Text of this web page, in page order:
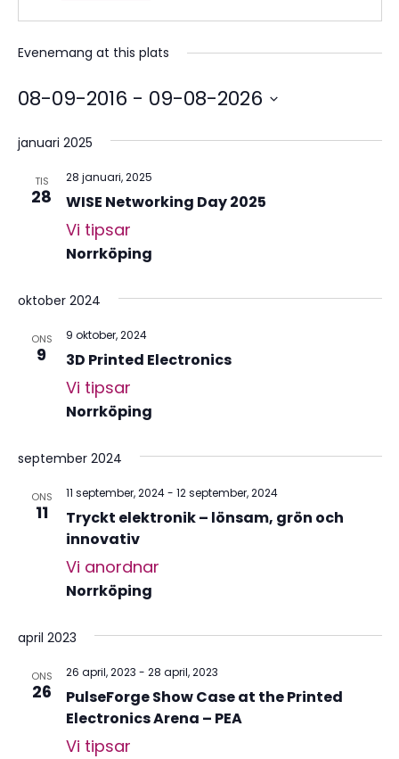
Evenemang at this plats
08-09-2016 - 09-08-2026
datum.
januari 2025
TIS
28
28 januari, 2025
WISE Networking Day 2025
Vi tipsar
Norrköping
oktober 2024
ONS
9
9 oktober, 2024
3D Printed Electronics
Vi tipsar
Norrköping
september 2024
ONS
11
11 september, 2024- 12 september, 2024
Tryckt elektronik – lönsam, grön och
innovativ
Vi anordnar
Norrköping
april 2023
ONS
26
26 april, 2023 - 28 april, 2023
PulseForge Show Case at the Printed
Electronics Arena – PEA
Vi tipsar